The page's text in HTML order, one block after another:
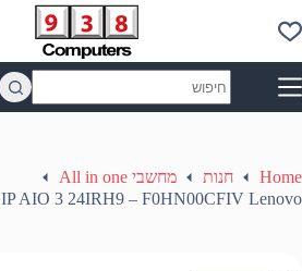
to
content
results
Home חנות
מחשבי All in one
IP AIO 3 24IRH9 – F0HN00CFIV Lenovo